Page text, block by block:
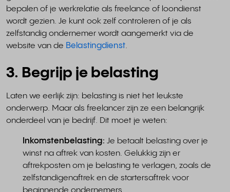
bepalen of je werkrelatie als freelance of loondienst
wordt gezien. Je kunt ook zelf controleren of je als
zelfstandig ondernemer wordt aangemerkt via de
website van de Belastingdienst.
3. Begrijp je belasting
Laten we eerlijk zijn: belasting is niet het leukste
onderwerp. Maar als freelancer zijn ze een belangrijk
onderdeel van je bedrijf. Dit moet je weten:
Inkomstenbelasting: Je betaalt belasting over je
winst na aftrek van kosten. Gelukkig zijn er
aftrekposten om je belasting te verlagen, zoals de
zelfstandigenaftrek en de startersaftrek voor
beginnende ondernemers.